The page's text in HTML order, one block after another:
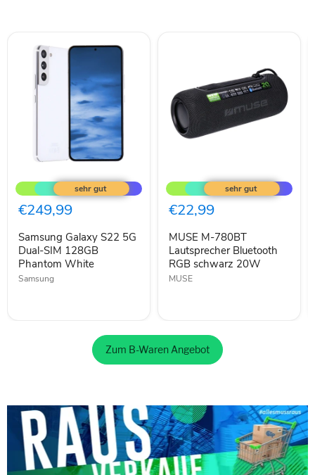
Galaxy
S22
5G
Dual-
128GB
Phantom
White
€249,99
Samsung Galaxy S22 5G
Dual-SIM 128GB
Phantom White
Samsung
M-
780BT
Lautsprecher
Bluetooth
schwarz
20W
€22,99
MUSE M-780BT
Lautsprecher Bluetooth
RGB schwarz 20W
MUSE
Zum B-Waren Angebot